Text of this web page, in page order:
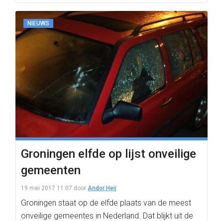
NIEUWS
Groningen elfde op lijst onveilige
gemeenten
19 mei 2017 11:07 door Andor Heij
Groningen staat op de elfde plaats van de meest
onveilige gemeentes in Nederland. Dat blijkt uit de